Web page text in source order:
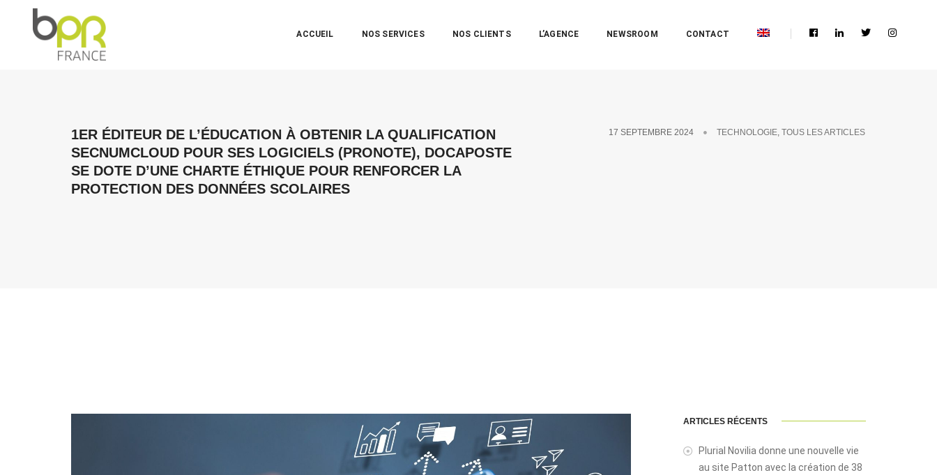
ACCUEIL NOS SERVICES NOS CLIENTS L’AGENCE NEWSROOM CONTACT
1ER ÉDITEUR DE L’ÉDUCATION À OBTENIR LA QUALIFICATION
SECNUMCLOUD POUR SES LOGICIELS (PRONOTE), DOCAPOSTE
SE DOTE D’UNE CHARTE ÉTHIQUE POUR RENFORCER LA
PROTECTION DES DONNÉES SCOLAIRES
17 SEPTEMBRE 2024 TECHNOLOGIE, TOUS LES ARTICLES
ARTICLES RÉCENTS
Plurial Novilia donne une nouvelle vie
au site Patton avec la création de 38